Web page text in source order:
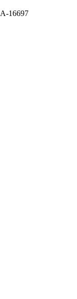
A-16697